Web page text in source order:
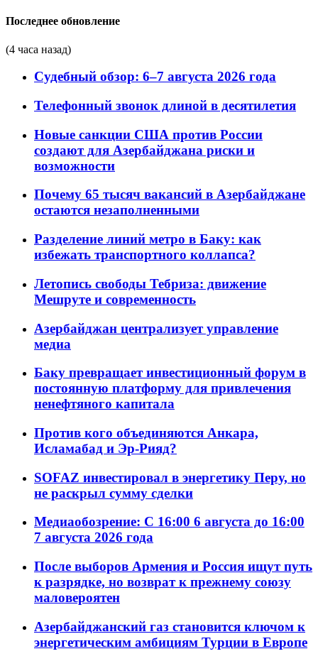
Последнее обновление
(4 часа назад)
Судебный обзор: 6–7 августа 2026 года
Телефонный звонок длиной в десятилетия
Новые санкции США против России
создают для Азербайджана риски и
возможности
Почему 65 тысяч вакансий в Азербайджане
остаются незаполненными
Разделение линий метро в Баку: как
избежать транспортного коллапса?
Летопись свободы Тебриза: движение
Мешруте и современность
Азербайджан централизует управление
медиа
Баку превращает инвестиционный форум в
постоянную платформу для привлечения
ненефтяного капитала
Против кого объединяются Анкара,
Исламабад и Эр-Рияд?
SOFAZ инвестировал в энергетику Перу, но
не раскрыл сумму сделки
Медиаобозрение: С 16:00 6 августа до 16:00
7 августа 2026 года
После выборов Армения и Россия ищут путь
к разрядке, но возврат к прежнему союзу
маловероятен
Азербайджанский газ становится ключом к
энергетическим амбициям Турции в Европе